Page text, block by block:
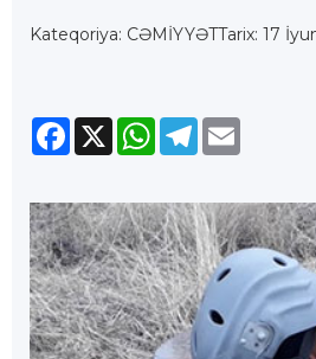
Kateqoriya: CƏMİYYƏTTarix: 17
Facebook
X WhatsApp
Telegram